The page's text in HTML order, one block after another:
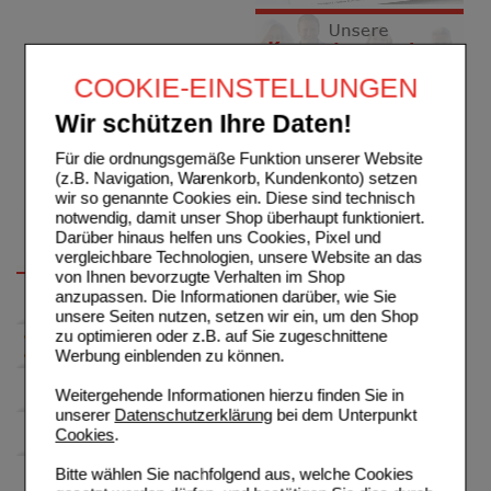
COOKIE-EINSTELLUNGEN
Wir schützen Ihre Daten!
Für die ordnungsgemäße Funktion unserer Website
(z.B. Navigation, Warenkorb, Kundenkonto) setzen
wir so genannte Cookies ein. Diese sind technisch
notwendig, damit unser Shop überhaupt funktioniert.
Darüber hinaus helfen uns Cookies, Pixel und
vergleichbare Technologien, unsere Website an das
von Ihnen bevorzugte Verhalten im Shop
anzupassen. Die Informationen darüber, wie Sie
unsere Seiten nutzen, setzen wir ein, um den Shop
zu optimieren oder z.B. auf Sie zugeschnittene
Werbung einblenden zu können.
Weitergehende Informationen hierzu finden Sie in
unserer Datenschutzerklärungbei dem Unterpunkt
Cookies.
Bitte wählen Sie nachfolgend aus, welche Cookies